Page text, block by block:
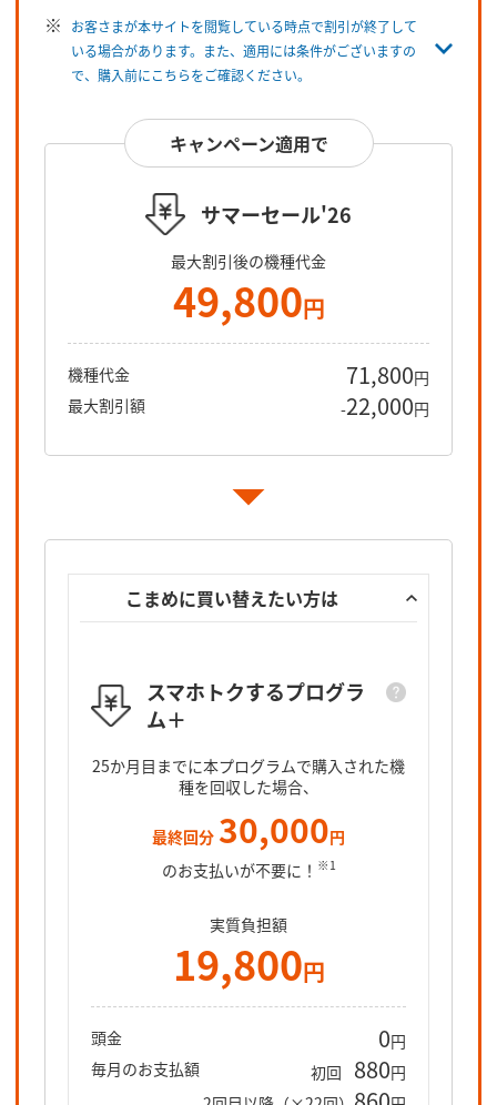
お客さまが本サイトを閲覧している時点で割引が終了して
いる場合があります。また、適用には条件がございますの
で、購入前にこちらをご確認ください。
キャンペーン適用で
サマーセール'26
最大割引後の機種代金
49,800円
機種代金 71,800円
最大割引額
-22,000円
こまめに買い替えたい方は
スマホトクするプログラ
ム＋
25か月目までに本プログラムで購入された機
種を回収した場合、
最終回分 30,000円
のお支払いが不要に！ ※1
実質負担額
19,800円
頭金 0円
毎月のお支払額
初回 880円